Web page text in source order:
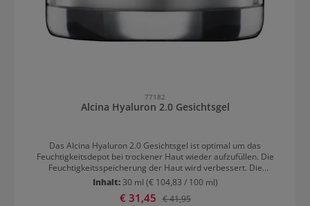
77182
Alcina Hyaluron 2.0 Gesichtsgel
Das Alcina Hyaluron 2.0 Gesichtsgel ist optimal um das
Feuchtigkeitsdepot bei trockener Haut wieder aufzufüllen. Die
Feuchtigkeitsspeicherung der Haut wird verbessert. Die
Gesichtshaut wird optisch gestrafft und aufgepolstert. Das Gel
klebt und fettet nicht und zieht schnell ein. Ideal für jede Haut ab 25
Inhalt: 30 ml (€ 104,83 / 100 ml)
Verkaufspreis:
€ 31,45 Regulärer Preis:
€ 41,95